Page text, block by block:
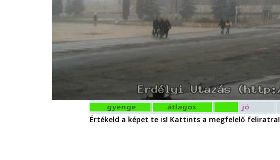
Értékeld a képet te is! Kattints a megfelelő feliratra!